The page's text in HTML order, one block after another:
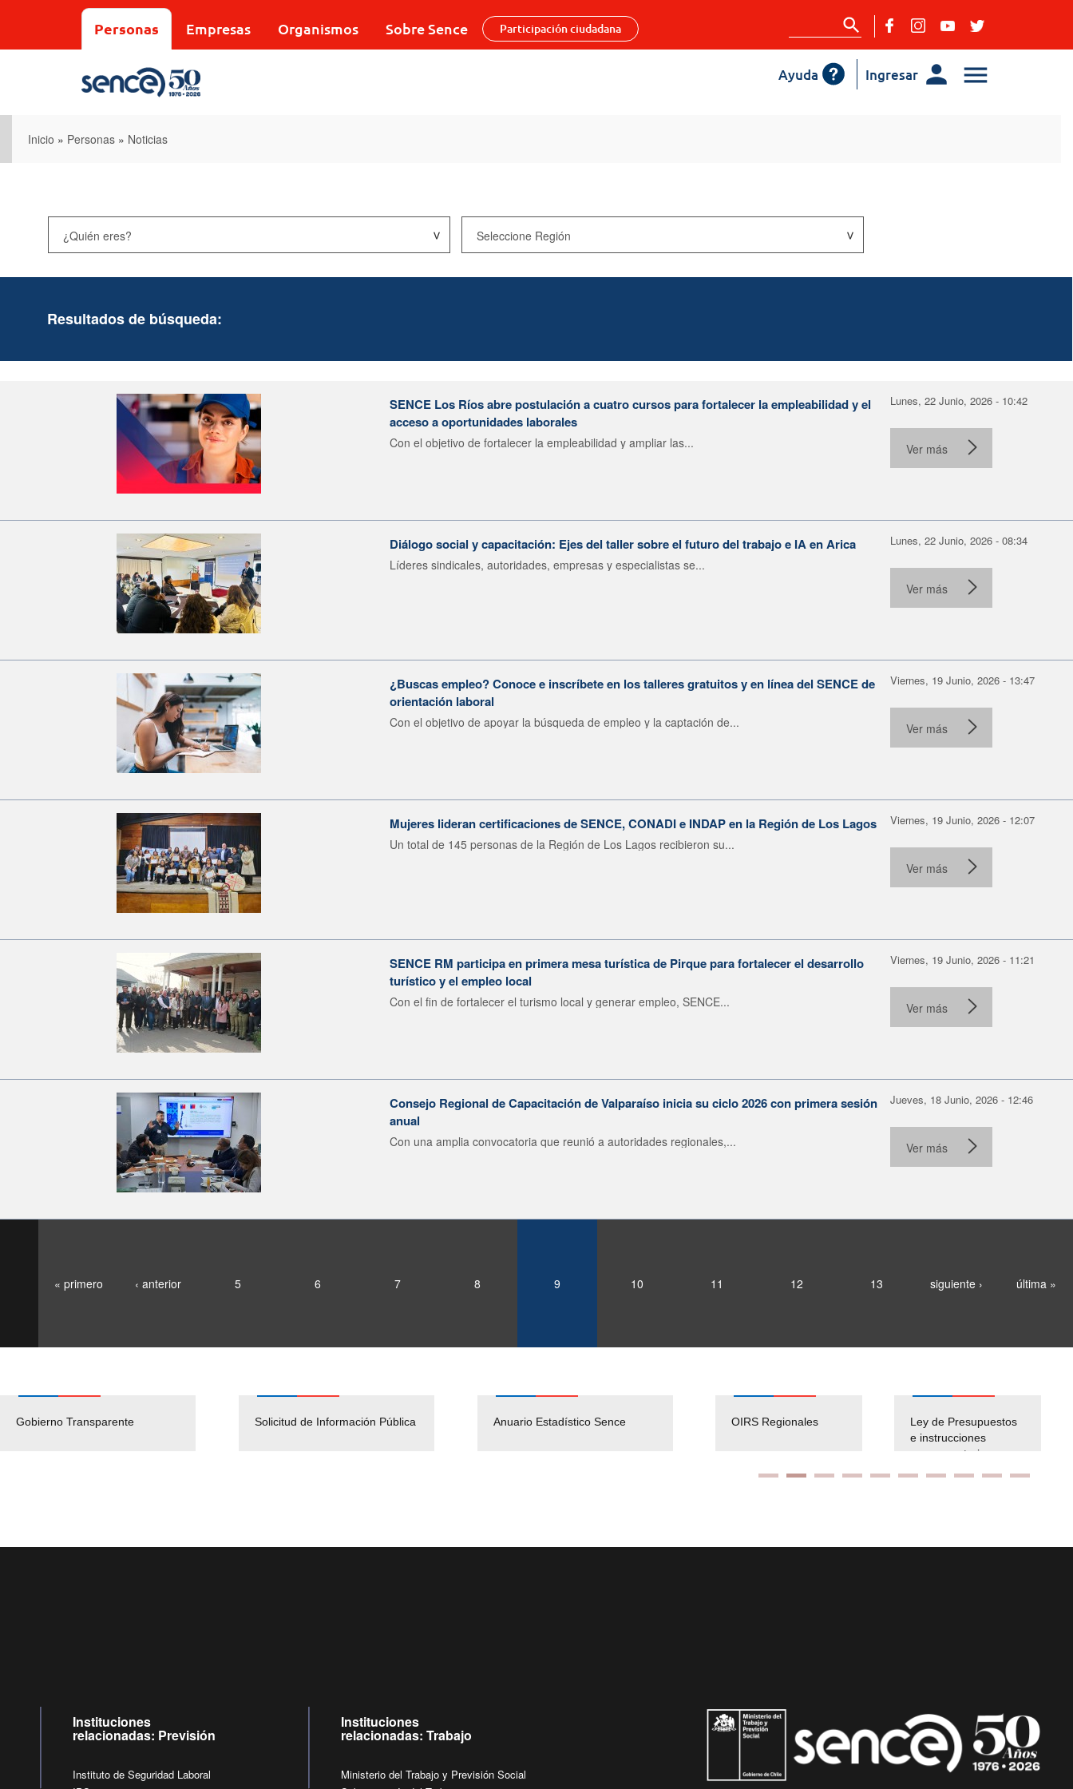
Personas Empresas Organismos Sobre Sence Participación ciudadana
Ingresar
Ayuda
Inicio » Personas » Noticias
Resultados de búsqueda:
SENCE Los Ríos abre postulación a cuatro cursos para fortalecer la empleabilidad y el
acceso a oportunidades laborales
Con el objetivo de fortalecer la empleabilidad y ampliar las...
Lunes, 22 Junio, 2026 - 10:42
Ver más
Diálogo social y capacitación: Ejes del taller sobre el futuro del trabajo e IA en Arica
Líderes sindicales, autoridades, empresas y especialistas se...
Lunes, 22 Junio, 2026 - 08:34
Ver más
¿Buscas empleo? Conoce e inscríbete en los talleres gratuitos y en línea del SENCE de
orientación laboral
Con el objetivo de apoyar la búsqueda de empleo y la captación de...
Viernes, 19 Junio, 2026 - 13:47
Ver más
Mujeres lideran certificaciones de SENCE, CONADI e INDAP en la Región de Los Lagos
Un total de 145 personas de la Región de Los Lagos recibieron su...
Viernes, 19 Junio, 2026 - 12:07
Ver más
SENCE RM participa en primera mesa turística de Pirque para fortalecer el desarrollo
turístico y el empleo local
Con el fin de fortalecer el turismo local y generar empleo, SENCE...
Viernes, 19 Junio, 2026 - 11:21
Ver más
Consejo Regional de Capacitación de Valparaíso inicia su ciclo 2026 con primera sesión
anual
Con una amplia convocatoria que reunió a autoridades regionales,...
Jueves, 18 Junio, 2026 - 12:46
Ver más
« primero ‹ anterior 5 6 7 8 9 10 11 12 13 siguiente › última »
Gobierno Transparente Solicitud de Información Pública Anuario Estadístico Sence
Pago Proveedores
Empleos Públicos
Solicitud Audiencias y
OIRS Regionales
Ley de Presupuestos
e instrucciones
presuspuetarias
Instituciones
relacionadas: Previsión
Instituto de Seguridad Laboral
Instituciones
relacionadas: Trabajo
Ministerio del Trabajo y Previsión Social